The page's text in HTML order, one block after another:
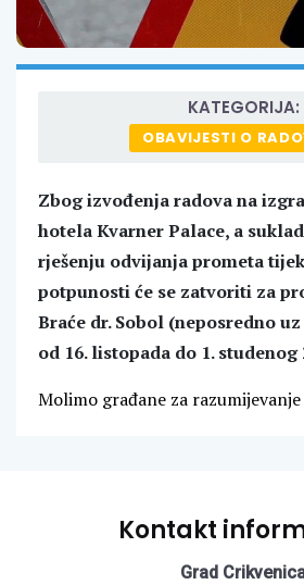
KATEGORIJA:
OBAVIJESTI O
Zbog izvođenja radova na
hotela Kvarner Palace, a
rješenju odvijanja prometa
potpunosti će se zatvoriti za
Braće dr. Sobol (neposredno
od 16. listopada do 1. studenog
Molimo građane za
Kontakt
Grad